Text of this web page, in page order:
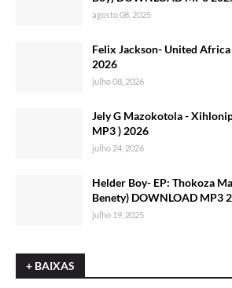
agosto 08, 2025
Felix Jackson- United
2026
julho 08, 2026
Jely G Mazokotola -
MP3 ) 2026
julho 24, 2026
Helder Boy- EP: Thokoza
Benety) DOWNLOAD MP3
julho 19, 2025
+ BAIXAS